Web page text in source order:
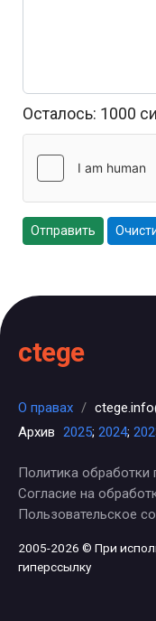
Осталось: 1000
Отправить
ctege
О правах /
Архив 2025; 2024;
Политика обработки
Согласие на
Пользовательское
2005-2026 © При
гиперссылку